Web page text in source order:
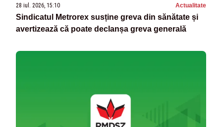
28 iul. 2026, 15:10 Actualitate
Sindicatul Metrorex susține greva din sănătate și
avertizează că poate declanșa greva generală